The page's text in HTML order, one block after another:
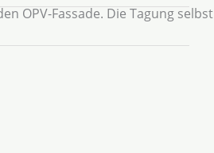
OPV-Fassade. Die Tagung selbst